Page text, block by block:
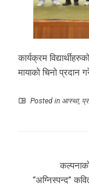
कार्यक्रम
मायाको चिनो प्रदान
Posted in आस्था,
“अग्निस्पन्द”